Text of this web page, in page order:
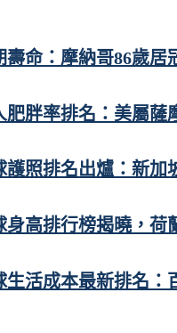
壽命：摩納哥86歲居
肥胖率排名：美屬薩
護照排名出爐：新
身高排行榜揭曉，荷
生活成本最新排名：